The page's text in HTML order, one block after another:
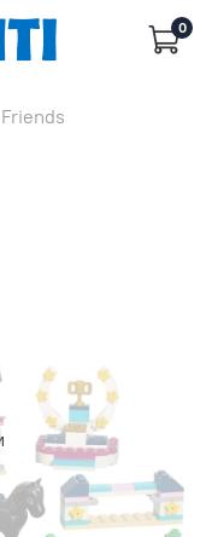
0
Friends